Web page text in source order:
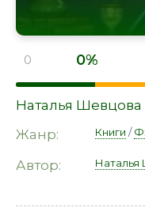
0 0%
Наталья Шевцова
Жанр:
Книги /
Автор: